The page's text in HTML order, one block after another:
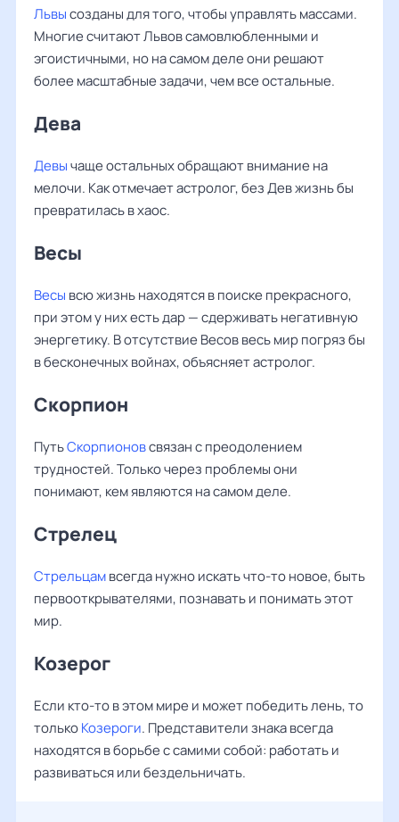
Львысозданы для того, чтобы управлять массами.
Многие считают Львов самовлюбленными и
эгоистичными, но на самом деле они решают
более масштабные задачи, чем все остальные.
Дева
Девычаще остальных обращают внимание на
мелочи. Как отмечает астролог, без Дев жизнь бы
превратилась в хаос.
Весы
Весы всю жизнь находятся в поиске прекрасного,
при этом у них есть дар — сдерживать негативную
энергетику. В отсутствие Весов весь мир погряз бы
в бесконечных войнах, объясняет астролог.
Скорпион
ПутьСкорпионовсвязан с преодолением
трудностей. Только через проблемы они
понимают, кем являются на самом деле.
Стрелец
Стрельцамвсегда нужно искать что-то новое, быть
первооткрывателями, познавать и понимать этот
мир.
Козерог
Если кто-то в этом мире и может победить лень, то
толькоКозероги. Представители знака всегда
находятся в борьбе с самими собой: работать и
развиваться или бездельничать.